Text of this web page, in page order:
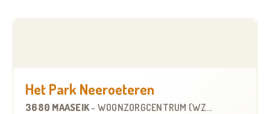
Het Park Neeroeteren
3680 MAASEIK- WOONZORGCENTRUM (WZC)